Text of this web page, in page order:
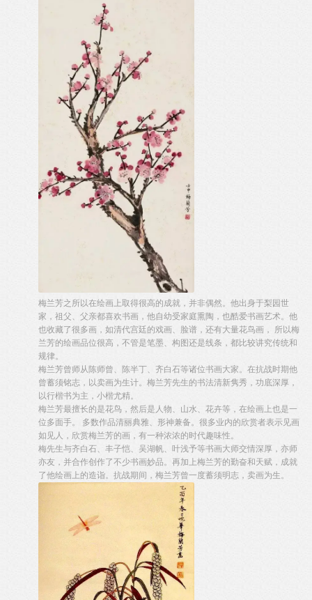
梅兰芳之所以在绘画上取得很高的成就，并非偶然。他出身于梨园世
家，祖父、父亲都喜欢书画，他自幼受家庭熏陶，也酷爱书画艺术。他
也收藏了很多画，如清代宫廷的戏画、脸谱，还有大量花鸟画， 所以梅
兰芳的绘画品位很高，不管是笔墨、构图还是线条，都比较讲究传统和
规律。
梅兰芳曾师从陈师曾、陈半丁、齐白石等诸位书画大家。在抗战时期他
曾蓄须铭志，以卖画为生计。梅兰芳先生的书法清新隽秀，功底深厚，
以行楷书为主，小楷尤精。
梅兰芳最擅长的是花鸟，然后是人物、山水、花卉等，在绘画上也是一
位多面手。 多数作品清丽典雅、形神兼备。很多业内的欣赏者表示见画
如见人，欣赏梅兰芳的画，有一种浓浓的时代趣味性。
梅先生与齐白石、丰子恺、吴湖帆、叶浅予等书画大师交情深厚，亦师
亦友，并合作创作了不少书画妙品。再加上梅兰芳的勤奋和天赋，成就
了他绘画上的造诣。抗战期间，梅兰芳曾一度蓄须明志，卖画为生。